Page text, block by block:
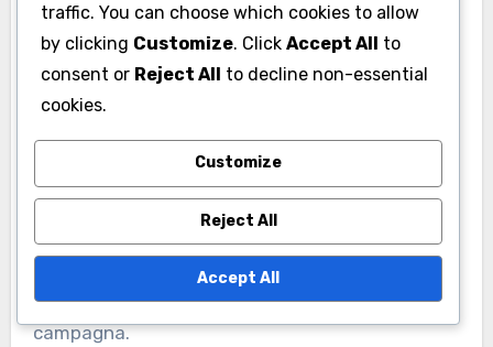
Per monitorare efficacemente l’engagement,
considera di utilizzare strumenti che analizzano
le metriche dei social media. Monitora
tipi di contenuti generano la maggior
interazione, consentendoti di adattare la tua
strategia di conseguenza. Punta a influencer i
cui tassi di engagement superano le medie del
settore per massimizzare l’impatto della tua
campagna.
traffic. You can choose which cookies to allow
by clicking Customize. Click Accept All to
consent or Reject All to decline non-essential
cookies.
Customize
Reject All
Accept All